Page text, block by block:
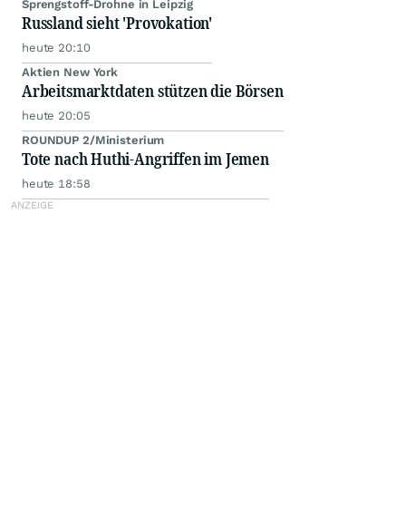
Sprengstoff-Drohne in Leipzig
Russland sieht 'Provokation'
heute 20:10
Aktien New York
Arbeitsmarktdaten stützen die Börsen
heute 20:05
ROUNDUP 2/Ministerium
Tote nach Huthi-Angriffen im Jemen
heute 18:58